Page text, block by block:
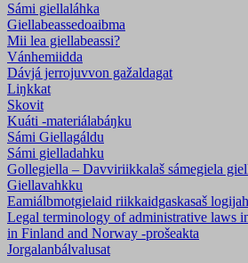
Sámi giellaláhka
Giellabeassedoaibma
Mii lea giellabeassi?
Vánhemiidda
Dávjá jerrojuvvon gažaldagat
Liŋkkat
Skovit
Kuáti -materiálabáŋku
Sámi Giellagáldu
Sámi gielladahku
Gollegiella – Davviriikkalaš sámegiela
Giellavahkku
Eamiálbmotgielaid riikkaidgaskasaš
Legal terminology of administrative laws
in Finland and Norway -prošeakta
Jorgalanbálvalusat